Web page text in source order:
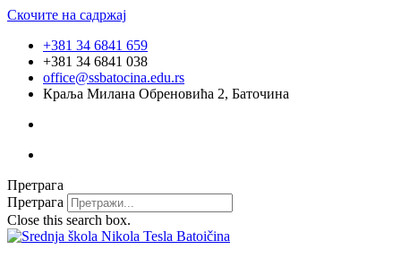
Скочите на садржај
+381 34 6841 659
+381 34 6841 038
office@ssbatocina.edu.rs
Краља Милана Обреновића 2, Баточина
Претрага
Претрага
Close this search box.